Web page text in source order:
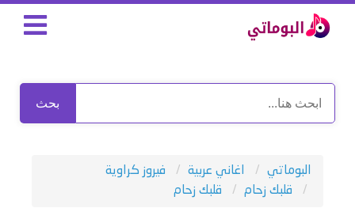
بحث
البوماتي اغاني عربية
فيروز كراوية
قلبك زحام
قلبك زحام